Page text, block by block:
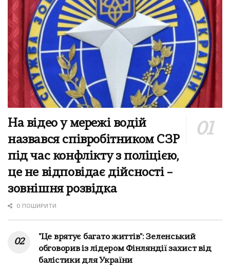
На відео у мережі водій
назвався співробітником СЗР
під час конфлікту з поліцією,
це не відповідає дійсності –
зовнішня розвідка
0 ПОШИРИТИ
"Це врятує багато життів": Зеленський
обговорив із лідером Фінляндії захист від
балістики для України